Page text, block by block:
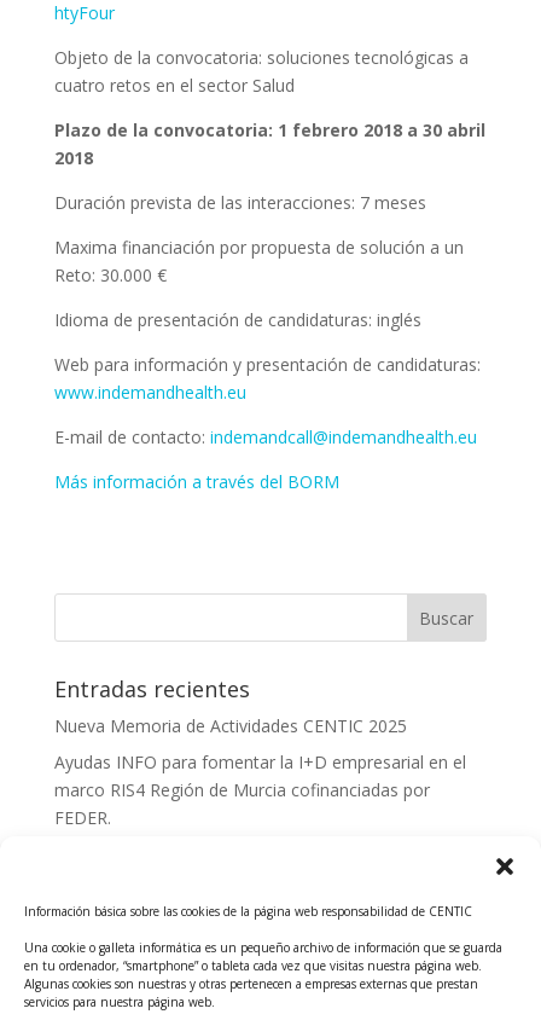
Información básica sobre las cookies de la página web responsabilidad de CENTIC
Una cookie o galleta informática es un pequeño archivo de información que se guarda
en tu ordenador, “smartphone” o tableta cada vez que visitas nuestra página web.
Algunas cookies son nuestras y otras pertenecen a empresas externas que prestan
servicios para nuestra página web.
htyFour
Objeto de la convocatoria: soluciones tecnológicas a
cuatro retos en el sector Salud
Plazo de la convocatoria: 1 febrero 2018 a 30 abril
2018
Duración prevista de las interacciones: 7 meses
Maxima financiación por propuesta de solución a un
Reto: 30.000 €
Idioma de presentación de candidaturas: inglés
Web para información y presentación de candidaturas:
www.indemandhealth.eu
E-mail de contacto: indemandcall@indemandhealth.eu
Más información a través del BORM
Entradas recientes
Nueva Memoria de Actividades CENTIC 2025
Ayudas INFO para fomentar la I+D empresarial en el
marco RIS4 Región de Murcia cofinanciadas por
FEDER.
Tecnológicos 2ª ed.
Ayudas INFO para el apoyo a las empresas
innovadoras con potencial tecnológico y escalables